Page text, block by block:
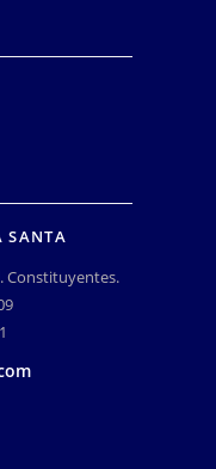
SANTA
Constituyentes.